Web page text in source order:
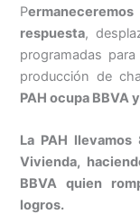
P
respuesta,
programadas
producción de
PAH ocupa BBVA
La PAH
Vivienda,
BBVA quien
logros.